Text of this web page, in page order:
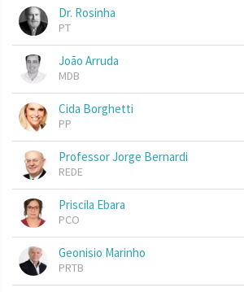
Dr. Rosinha
PT
João Arruda
MDB
Cida Borghetti
PP
Professor Jorge Bernardi
REDE
Priscila Ebara
PCO
Geonisio Marinho
PRTB